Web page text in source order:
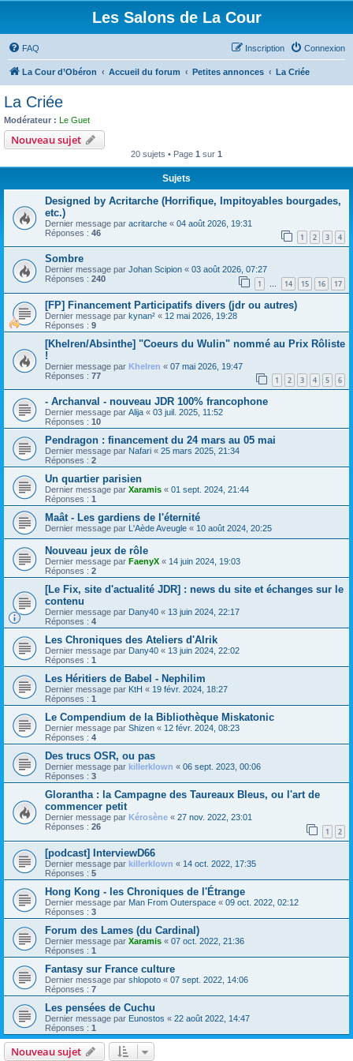
Les Salons de La Cour
FAQ Connexion
Inscription
La Cour d’Obéron Accueil du forum Petites annonces La Criée
La Criée
Modérateur : Le Guet
Nouveau sujet
20 sujets • Page 1 sur 1
Sujets
Designed by Acritarche (Horrifique, Impitoyables bourgades,
etc.)
Dernier message par acritarche « 04 août 2026, 19:31
Réponses : 46 1 2 3 4
Sombre
Dernier message par Johan Scipion « 03 août 2026, 07:27
Réponses : 240 1 … 14 15 16 17
[FP] Financement Participatifs divers (jdr ou autres)
Dernier message par kynan² « 12 mai 2026, 19:28
Réponses : 9
[Khelren/Absinthe] "Coeurs du Wulin" nommé au Prix Rôliste
!
Dernier message par Khelren « 07 mai 2026, 19:47
Réponses : 77 1 2 3 4 5 6
- Archanval - nouveau JDR 100% francophone
Dernier message par Alija « 03 juil. 2025, 11:52
Réponses : 10
Pendragon : financement du 24 mars au 05 mai
Dernier message par Nafari « 25 mars 2025, 21:34
Réponses : 2
Un quartier parisien
Dernier message par Xaramis « 01 sept. 2024, 21:44
Réponses : 1
Maât - Les gardiens de l'éternité
Dernier message par L'Aède Aveugle « 10 août 2024, 20:25
Nouveau jeux de rôle
Dernier message par FaenyX « 14 juin 2024, 19:03
Réponses : 2
[Le Fix, site d'actualité JDR] : news du site et échanges sur le
contenu
Dernier message par Dany40 « 13 juin 2024, 22:17
Réponses : 4
Les Chroniques des Ateliers d'Alrik
Dernier message par Dany40 « 13 juin 2024, 22:02
Réponses : 1
Les Héritiers de Babel - Nephilim
Dernier message par KtH « 19 févr. 2024, 18:27
Réponses : 1
Le Compendium de la Bibliothèque Miskatonic
Dernier message par Shizen « 12 févr. 2024, 08:23
Réponses : 4
Des trucs OSR, ou pas
Dernier message par killerklown « 06 sept. 2023, 00:06
Réponses : 3
Glorantha : la Campagne des Taureaux Bleus, ou l'art de
commencer petit
Dernier message par Kérosène « 27 nov. 2022, 23:01
Réponses : 26 1 2
[podcast] InterviewD66
Dernier message par killerklown « 14 oct. 2022, 17:35
Réponses : 5
Hong Kong - les Chroniques de l'Étrange
Dernier message par Man From Outerspace « 09 oct. 2022, 02:12
Réponses : 3
Forum des Lames (du Cardinal)
Dernier message par Xaramis « 07 oct. 2022, 21:36
Réponses : 1
Fantasy sur France culture
Dernier message par shlopoto « 07 sept. 2022, 14:06
Réponses : 7
Les pensées de Cuchu
Dernier message par Eunostos « 22 août 2022, 14:47
Réponses : 1
Nouveau sujet